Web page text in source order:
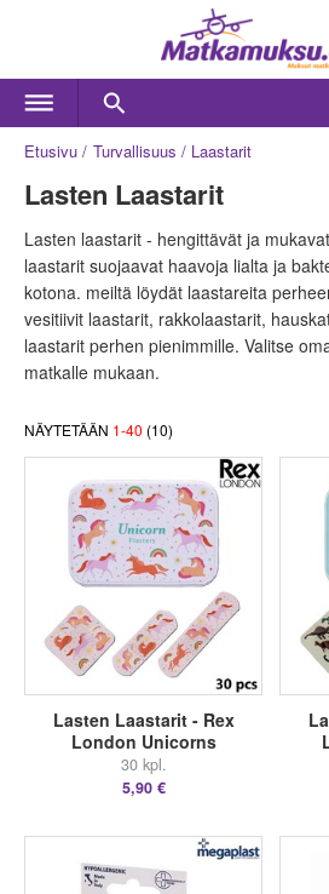
Etusivu Turvallisuus Laastarit
Lasten Laastarit
Lasten laastarit - hengittävät ja
laastarit suojaavat haavoja lialta ja
kotona. meiltä löydät laastareita
vesitiivit laastarit, rakkolaastarit,
laastarit perhen pienimmille. Valitse
matkalle mukaan.
NÄYTETÄÄN 1-40 (10)
Lasten Laastarit - Rex
London Unicorns
30 kpl.
5,90 €